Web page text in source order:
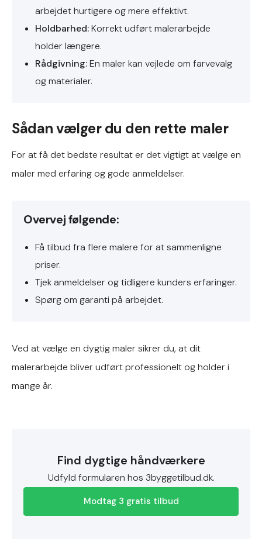
arbejdet hurtigere og mere effektivt.
Holdbarhed:Korrekt udført malerarbejde
holder længere.
Rådgivning:En maler kan vejlede om farvevalg
og materialer.
Sådan vælger du den rette maler
For at få det bedste resultat er det vigtigt at vælge en
maler med erfaring og gode anmeldelser.
Overvej følgende:
Få tilbud fra flere malere for at sammenligne
priser.
Tjek anmeldelser og tidligere kunders erfaringer.
Spørg om garanti på arbejdet.
Ved at vælge en dygtig maler sikrer du, at dit
malerarbejde bliver udført professionelt og holder i
mange år.
Find dygtige håndværkere
Udfyld formularen hos 3byggetilbud.dk.
Modtag 3 gratis tilbud